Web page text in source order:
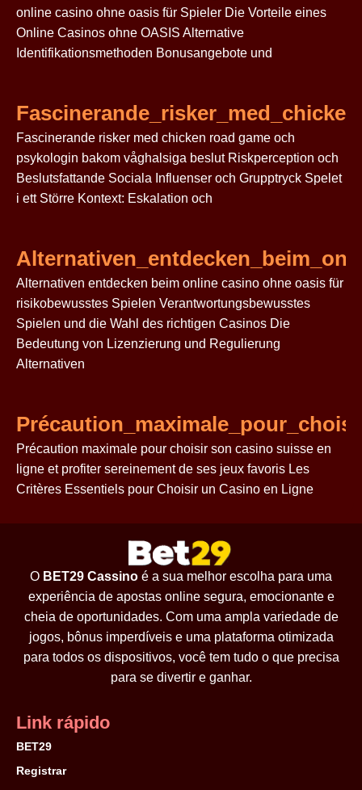
online casino ohne oasis für Spieler Die Vorteile eines
Online Casinos ohne OASIS Alternative
Identifikationsmethoden Bonusangebote und
Fascinerande risker med chicken road game och
psykologin bakom våghalsiga beslut Riskperception och
Beslutsfattande Sociala Influenser och Grupptryck Spelet
i ett Större Kontext: Eskalation och
Alternativen entdecken beim online casino ohne oasis für
risikobewusstes Spielen Verantwortungsbewusstes
Spielen und die Wahl des richtigen Casinos Die
Bedeutung von Lizenzierung und Regulierung
Alternativen
Précaution maximale pour choisir son casino suisse en
ligne et profiter sereinement de ses jeux favoris Les
Critères Essentiels pour Choisir un Casino en Ligne
O BET29 Cassino é a sua melhor escolha para uma
experiência de apostas online segura, emocionante e
cheia de oportunidades. Com uma ampla variedade de
jogos, bônus imperdíveis e uma plataforma otimizada
para todos os dispositivos, você tem tudo o que precisa
para se divertir e ganhar.
Link rápido
BET29
Registrar